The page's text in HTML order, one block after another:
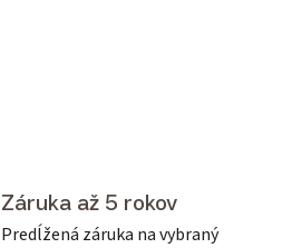
Záruka až 5 rokov
Predĺžená záruka na vybraný